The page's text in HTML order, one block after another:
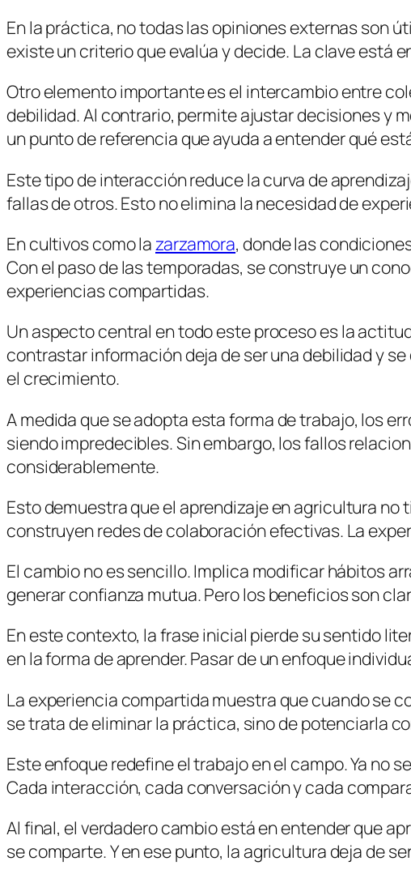
En la práctica, no todas las opiniones externas son
existe un criterio que evalúa y decide. La clave está
Otro elemento importante es el intercambio entre
debilidad. Al contrario, permite ajustar decisiones y
un punto de referencia que ayuda a entender qué
Este tipo de interacción reduce la curva de
fallas de otros. Esto no elimina la necesidad de
En cultivos como lazarzamora, donde las
Con el paso de las temporadas, se construye un
experiencias compartidas.
Un aspecto central en todo este proceso es la
contrastar información deja de ser una debilidad y
el crecimiento.
A medida que se adopta esta forma de trabajo, los
siendo impredecibles. Sin embargo, los fallos
considerablemente.
Esto demuestra que el aprendizaje en agricultura
construyen redes de colaboración efectivas. La
El cambio no es sencillo. Implica modificar hábitos
generar confianza mutua. Pero los beneficios son
En este contexto, la frase inicial pierde su sentido
en la forma de aprender. Pasar de un enfoque
La experiencia compartida muestra que cuando se
se trata de eliminar la práctica, sino de potenciarla
Este enfoque redefine el trabajo en el campo. Ya
Cada interacción, cada conversación y cada
Al final, el verdadero cambio está en entender que
se comparte. Y en ese punto, la agricultura deja de